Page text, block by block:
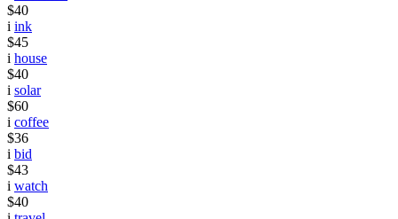
$40
i ink
$45
i house
$40
i solar
$60
i coffee
$36
i bid
$43
i watch
$40